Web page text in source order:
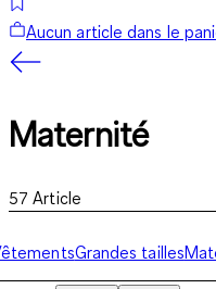
Aucun article dans le
Maternité
57 Article
Grandes tailles